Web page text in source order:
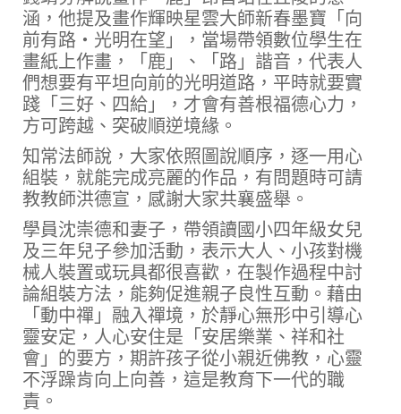
涵，他提及畫作輝映星雲大師新春墨寶「向
前有路‧光明在望」，當場帶領數位學生在
畫紙上作畫，「鹿」、「路」諧音，代表人
們想要有平坦向前的光明道路，平時就要實
踐「三好、四給」，才會有善根福德心力，
方可跨越、突破順逆境緣。
知常法師說，大家依照圖說順序，逐一用心
組裝，就能完成亮麗的作品，有問題時可請
教教師洪德宣，感謝大家共襄盛舉。
學員沈崇德和妻子，帶領讀國小四年級女兒
及三年兒子參加活動，表示大人、小孩對機
械人裝置或玩具都很喜歡，在製作過程中討
論組裝方法，能夠促進親子良性互動。藉由
「動中禪」融入禪境，於靜心無形中引導心
靈安定，人心安住是「安居樂業、祥和社
會」的要方，期許孩子從小親近佛教，心靈
不浮躁肯向上向善，這是教育下一代的職
責。